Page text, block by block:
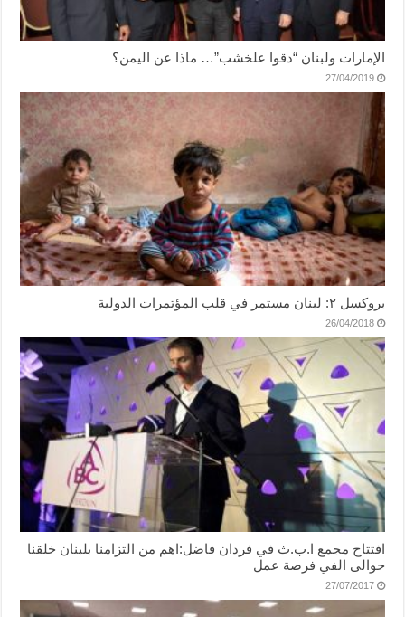
الإمارات ولبنان “دقوا علخشب”… ماذا عن اليمن؟
27/04/2019
بروكسل ٢: لبنان مستمر في قلب المؤتمرات الدولية
26/04/2018
افتتاح مجمع ا.ب.ث في فردان فاضل:اهم من التزامنا بلبنان خلقنا
حوالى الفي فرصة عمل
27/07/2017